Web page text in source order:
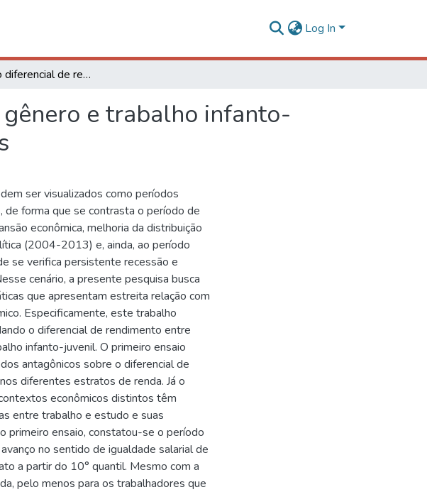
Log In
Análise do diferencial de rendimento por gênero e trabalho infanto-juvenil em contextos econômicos distintos
e trabalho infanto-
ser visualizados como períodos
forma que se contrasta o período de
econômica, melhoria da distribuição
(2004-2013) e, ainda, ao período
se verifica persistente recessão e
cenário, a presente pesquisa busca
que apresentam estreita relação com
Especificamente, este trabalho
o diferencial de rendimento entre
infanto-juvenil. O primeiro ensaio
antagônicos sobre o diferencial de
diferentes estratos de renda. Já o
econômicos distintos têm
entre trabalho e estudo e suas
primeiro ensaio, constatou-se o período
no sentido de igualdade salarial de
a partir do 10° quantil. Mesmo com a
pelo menos para os trabalhadores que